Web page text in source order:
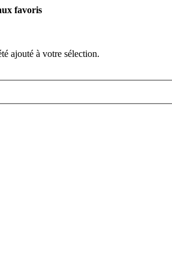
favoris
ajouté à votre sélection.